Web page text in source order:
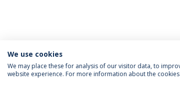
We use cookies
We may place these for analysis of our visitor data, to
website experience. For more information about the